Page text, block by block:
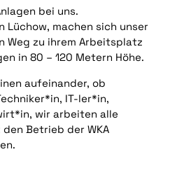
bei uns.
Lüchow, machen sich unser
zu ihrem Arbeitsplatz
in 80 – 120 Metern Höhe.
aufeinander, ob
IT-ler*in,
wir arbeiten alle
Betrieb der WKA